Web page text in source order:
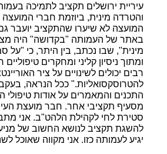
עיריית ירושלים תקציב לתמיכה
והטרדה מינית, ביוזמת חברי
המועצה לא שיערו שהתקציב יועבר
באתר של העמותה "בקדושה" היה מצוי
מינית", שבו נכתב, בין היתר, כי
ומתוך ניסיון קליני ומחקרים
רבים יכולים לשינויים על ציר
להטרוסקסואליות." ככל הנראה,
התכנים והמאמרים על אודות
מסעיף תקציבי אחר. חבר מועצת
סטירת לחי לקהילת הלהט"ב. אני
להשגת תקציב לנושא החשוב של
יגיע לעמותה כזו. אני מקווה